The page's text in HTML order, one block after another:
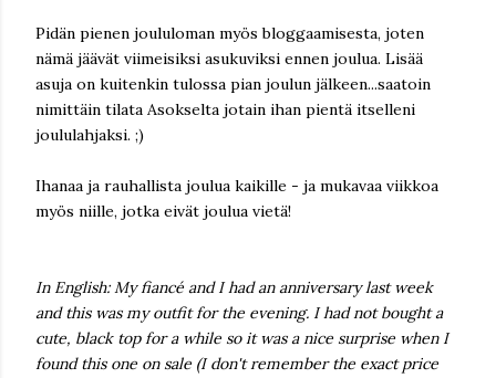
Pidän pienen joululoman myös bloggaamisesta, joten
nämä jäävät viimeisiksi asukuviksi ennen joulua. Lisää
asuja on kuitenkin tulossa pian joulun jälkeen...saatoin
nimittäin tilata Asokselta jotain ihan pientä itselleni
joululahjaksi. ;)
Ihanaa ja rauhallista joulua kaikille - ja mukavaa viikkoa
myös niille, jotka eivät joulua vietä!
In English: My fiancé and I had an anniversary last week
and this was my outfit for the evening. I had not bought a
cute, black top for a while so it was a nice surprise when I
found this one on sale (I don't remember the exact price